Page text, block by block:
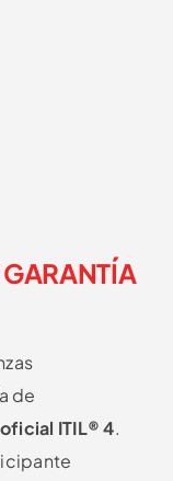
de
ITIL® 4.